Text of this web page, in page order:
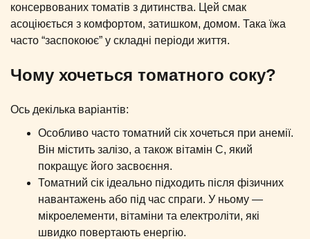
консервованих томатів з дитинства. Цей смак
асоціюється з комфортом, затишком, домом. Така їжа
часто “заспокоює” у складні періоди життя.
Чому хочеться томатного соку?
Ось декілька варіантів:
Особливо часто томатний сік хочеться при анемії.
Він містить залізо, а також вітамін С, який
покращує його засвоєння.
Томатний сік ідеально підходить після фізичних
навантажень або під час спраги. У ньому —
мікроелементи, вітаміни та електроліти, які
швидко повертають енергію.